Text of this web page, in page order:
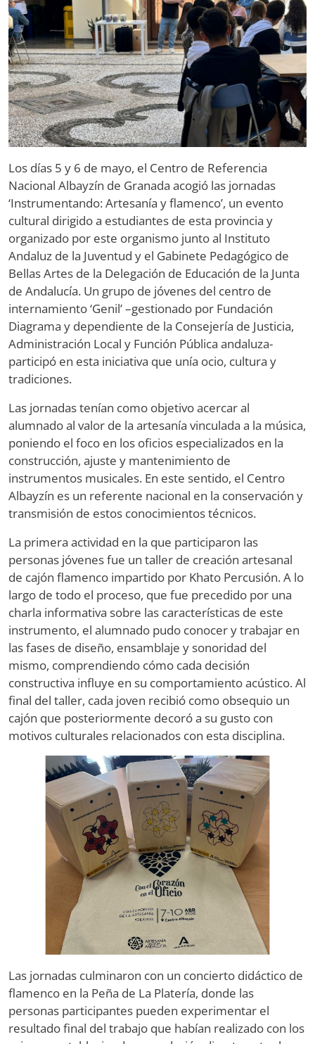
Los días 5 y 6 de mayo, el Centro de Referencia
Nacional Albayzín de Granada acogió las jornadas
‘Instrumentando: Artesanía y flamenco’, un evento
cultural dirigido a estudiantes de esta provincia y
organizado por este organismo junto al Instituto
Andaluz de la Juventud y el Gabinete Pedagógico de
Bellas Artes de la Delegación de Educación de la Junta
de Andalucía. Un grupo de jóvenes del centro de
internamiento ‘Genil’ –gestionado por Fundación
Diagrama y dependiente de la Consejería de Justicia,
Administración Local y Función Pública andaluza-
participó en esta iniciativa que unía ocio, cultura y
tradiciones.
Las jornadas tenían como objetivo acercar al
alumnado al valor de la artesanía vinculada a la música,
poniendo el foco en los oficios especializados en la
construcción, ajuste y mantenimiento de
instrumentos musicales. En este sentido, el Centro
Albayzín es un referente nacional en la conservación y
transmisión de estos conocimientos técnicos.
La primera actividad en la que participaron las
personas jóvenes fue un taller de creación artesanal
de cajón flamenco impartido por Khato Percusión. A lo
largo de todo el proceso, que fue precedido por una
charla informativa sobre las características de este
instrumento, el alumnado pudo conocer y trabajar en
las fases de diseño, ensamblaje y sonoridad del
mismo, comprendiendo cómo cada decisión
constructiva influye en su comportamiento acústico. Al
final del taller, cada joven recibió como obsequio un
cajón que posteriormente decoró a su gusto con
motivos culturales relacionados con esta disciplina.
Las jornadas culminaron con un concierto didáctico de
flamenco en la Peña de La Platería, donde las
personas participantes pueden experimentar el
resultado final del trabajo que habían realizado con los